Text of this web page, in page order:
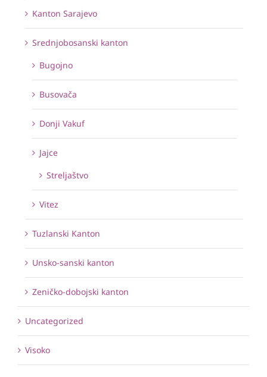
Kanton Sarajevo
Srednjobosanski kanton
Bugojno
Busovača
Donji Vakuf
Jajce
Streljaštvo
Vitez
Tuzlanski Kanton
Unsko-sanski kanton
Zeničko-dobojski kanton
Uncategorized
Visoko